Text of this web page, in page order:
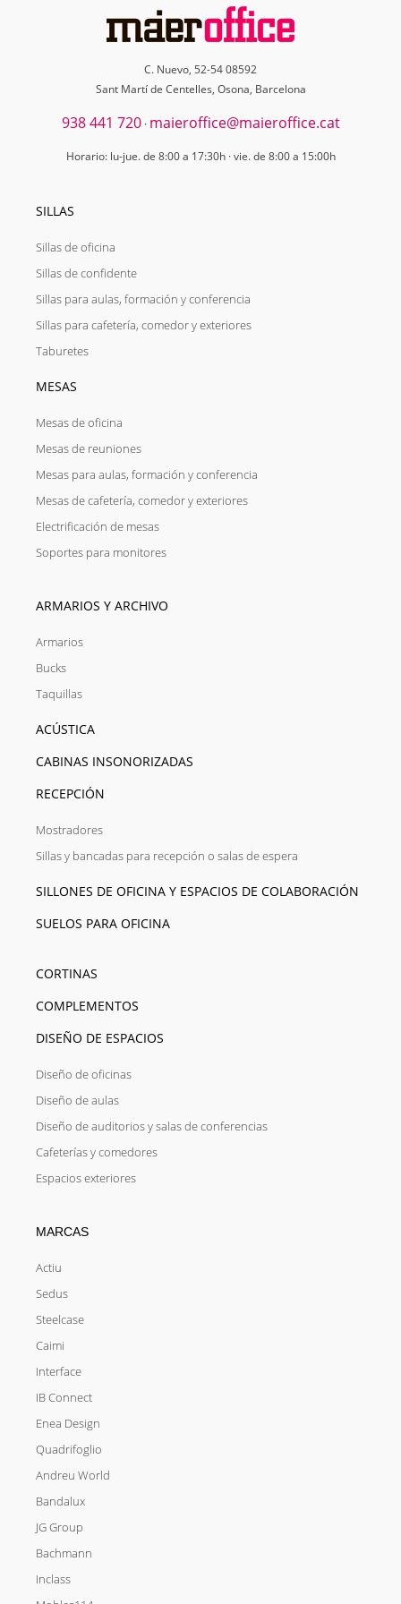
C. Nuevo, 52-54 08592
Sant Martí de Centelles, Osona, Barcelona
938 441 720· maieroffice@maieroffice.cat
Horario: lu-jue. de 8:00 a 17:30h · vie. de 8:00 a 15:00h
SILLAS
Sillas de oficina
Sillas de confidente
Sillas para aulas, formación y conferencia
Sillas para cafetería, comedor y exteriores
Taburetes
MESAS
Mesas de oficina
Mesas de reuniones
Mesas para aulas, formación y conferencia
Mesas de cafetería, comedor y exteriores
Electrificación de mesas
Soportes para monitores
ARMARIOS Y ARCHIVO
Armarios
Bucks
Taquillas
ACÚSTICA
CABINAS INSONORIZADAS
RECEPCIÓN
Mostradores
Sillas y bancadas para recepción o salas de espera
SILLONES DE OFICINA Y ESPACIOS DE COLABORACIÓN
SUELOS PARA OFICINA
CORTINAS
COMPLEMENTOS
DISEÑO DE ESPACIOS
Diseño de oficinas
Diseño de aulas
Diseño de auditorios y salas de conferencias
Cafeterías y comedores
Espacios exteriores
MARCAS
Actiu
Sedus
Steelcase
Caimi
Interface
IB Connect
Enea Design
Quadrifoglio
Andreu World
Bandalux
JG Group
Bachmann
Inclass